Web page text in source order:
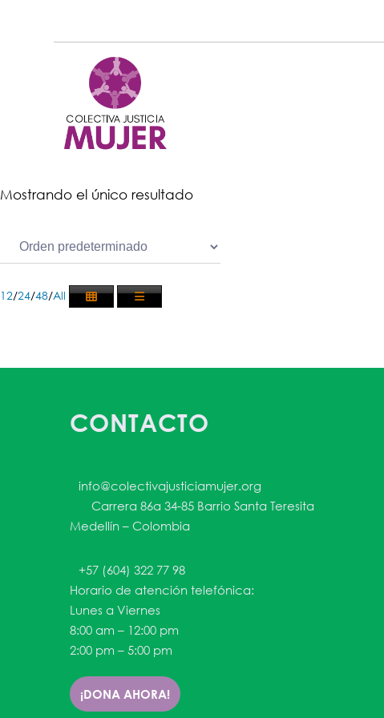
Mostrando el único resultado
12/24/48/All
CONTACTO
info@colectivajusticiamujer.org
Carrera 86a 34-85 Barrio Santa Teresita
Medellín – Colombia
+57 (604) 322 77 98
Horario de atención telefónica:
Lunes a Viernes
8:00 am – 12:00 pm
2:00 pm – 5:00 pm
¡DONA AHORA!